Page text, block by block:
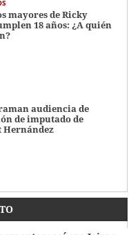
mayores de Ricky
18 años: ¿A quién
audiencia de
de imputado de
Hernández